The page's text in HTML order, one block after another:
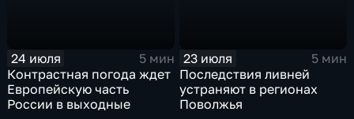
24 июля
5 мин
Контрастная погода ждет
Европейскую часть
России в выходные
23 июля
5 мин
Последствия ливней
устраняют в регионах
Поволжья